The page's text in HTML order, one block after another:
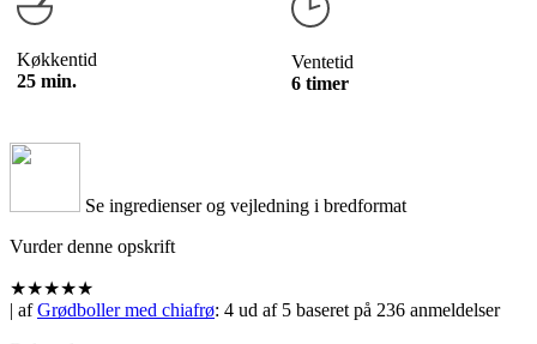
Køkkentid
25 min.
Ventetid
6 timer
Se ingredienser og vejledning i bredformat
Vurder denne opskrift
★★★★★
| afGrødboller med chiafrø: 4 ud af 5 baseret på 236 anmeldelser